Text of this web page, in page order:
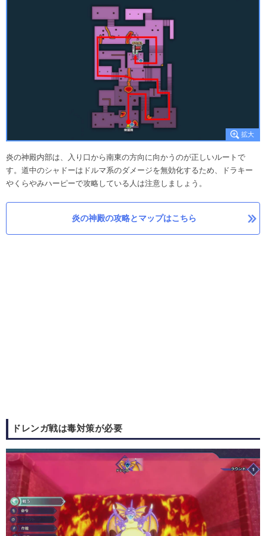
炎の神殿内部は、入り口から南東の方向に向かうのが正しいルートで
す。道中のシャドーはドルマ系のダメージを無効化するため、ドラキー
やくらやみハーピーで攻略している人は注意しましょう。
炎の神殿の攻略とマップはこちら
ドレンガ戦は毒対策が必要